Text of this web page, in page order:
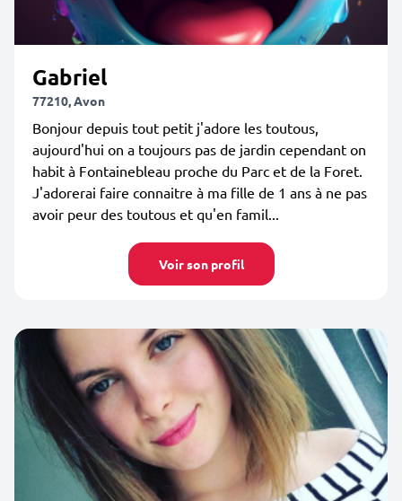
Gabriel
77210, Avon
Bonjour depuis tout petit j'adore les toutous,
aujourd'hui on a toujours pas de jardin cependant on
habit à Fontainebleau proche du Parc et de la Foret.
J'adorerai faire connaitre à ma fille de 1 ans à ne pas
avoir peur des toutous et qu'en famil...
Voir son profil